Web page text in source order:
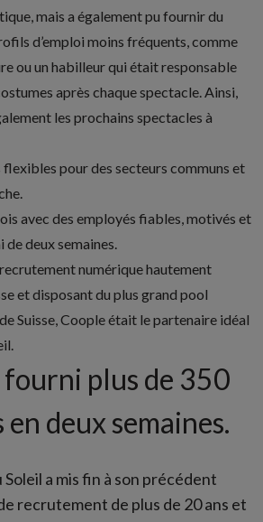
mais a également pu fournir du
d’emploi moins fréquents, comme
ou un habilleur qui était responsable
après chaque spectacle. Ainsi,
les prochains spectacles à
pour des secteurs communs et
avec des employés fiables, motivés et
deux semaines.
numérique hautement
et disposant du plus grand pool
Suisse, Coople était le partenaire idéal
fourni plus de 350
deux semaines.
Soleil a mis fin à son précédent
recrutement de plus de 20 ans et